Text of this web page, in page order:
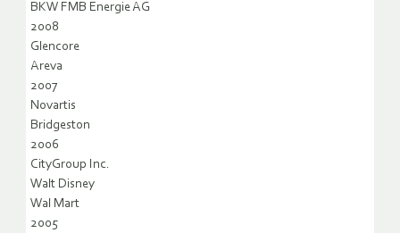
BKW FMB Energie AG
2008
Glencore
Areva
2007
Novartis
Bridgeston
2006
CityGroup Inc.
Walt Disney
Wal Mart
2005